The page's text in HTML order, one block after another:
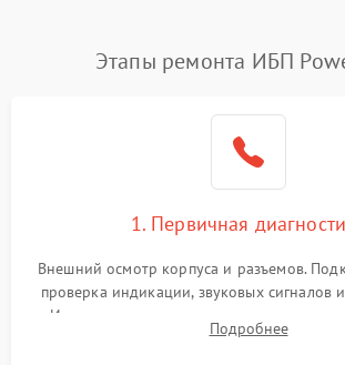
Этапы ремонта ИБП
1. Первичная
Внешний осмотр корпуса и разъемов.
проверка индикации, звуковых сигналов
Измерение входного и выходного
реакции ИБП на отключение основного
Подробнее